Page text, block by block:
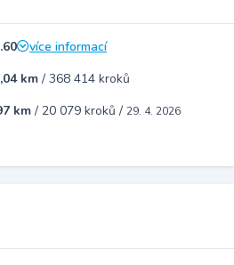
více informací
km / 368 414 kroků
km / 20 079 kroků / 29. 4. 2026